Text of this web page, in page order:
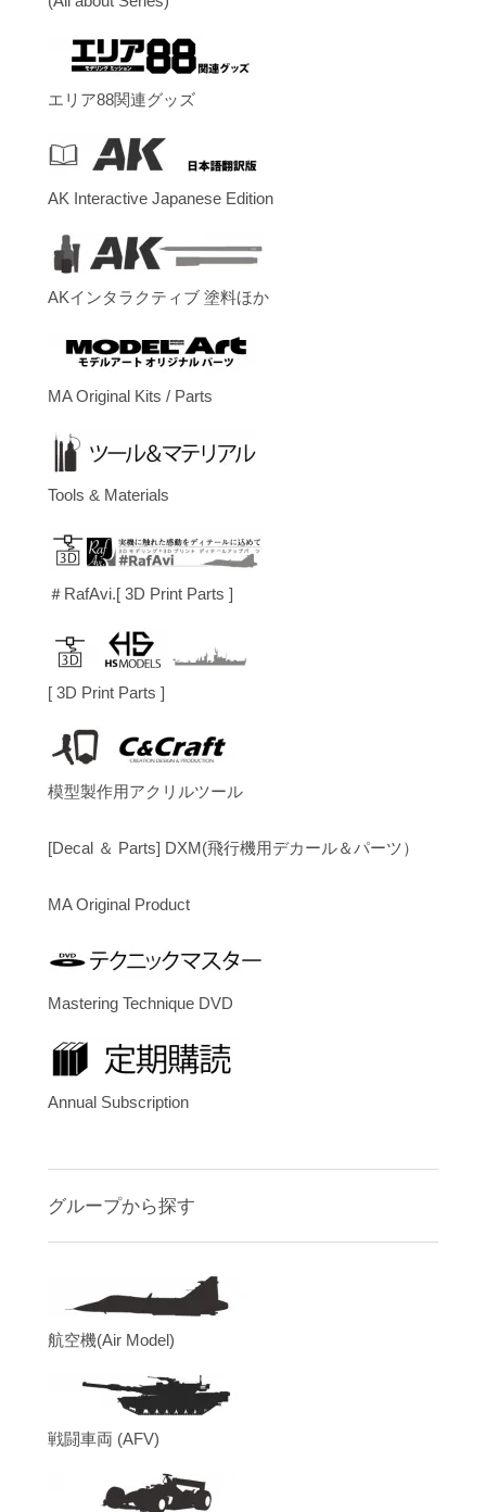
エリア88関連グッズ
AK Interactive Japanese Edition
AKインタラクティブ 塗料ほか
MA Original Kits / Parts
Tools & Materials
＃RafAvi.[ 3D Print Parts ]
[ 3D Print Parts ]
模型製作用アクリルツール
[Decal ＆ Parts] DXM(飛行機用デカール＆パーツ）
MA Original Product
Mastering Technique DVD
Annual Subscription
グループから探す
航空機(Air Model)
戦闘車両 (AFV)